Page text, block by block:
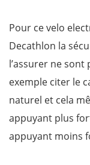
Pour ce velo
Decathlon la
l’assurer ne
exemple citer le
naturel et cela
appuyant plus
appuyant moins